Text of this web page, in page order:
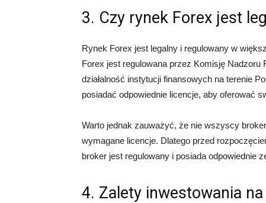
3. Czy rynek Forex jest
Rynek Forex jest legalny i regulowany w
Forex jest regulowana przez Komisję
działalność instytucji finansowych na terenie
posiadać odpowiednie licencje, aby oferować
Warto jednak zauważyć, że nie wszyscy
wymagane licencje. Dlatego przed
broker jest regulowany i posiada odpowiednie
4. Zalety inwestowania